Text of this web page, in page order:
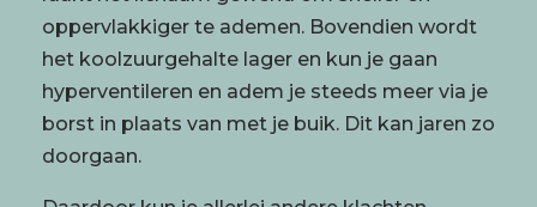
oppervlakkiger te ademen. Bovendien wordt
het koolzuurgehalte lager en kun je gaan
hyperventileren en adem je steeds meer via je
borst in plaats van met je buik. Dit kan jaren zo
doorgaan.